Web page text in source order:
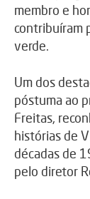
membro e
contribuíram
verde.
Um dos
póstuma ao
Freitas,
histórias de
décadas de
pelo diretor